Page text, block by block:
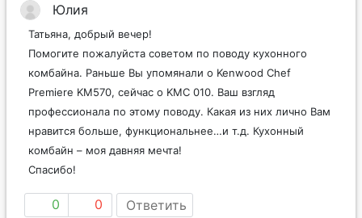
Юлия
Татьяна, добрый вечер!
Помогите пожалуйста советом по поводу кухонного
комбайна. Раньше Вы упомянали о Kenwood Chef
Premiere KM570, сейчас о KМC 010. Ваш взгляд
профессионала по этому поводу. Какая из них лично Вам
нравится больше, функциональнее…и т.д. Кухонный
комбайн – моя давняя мечта!
Спасибо!
0 0 Ответить